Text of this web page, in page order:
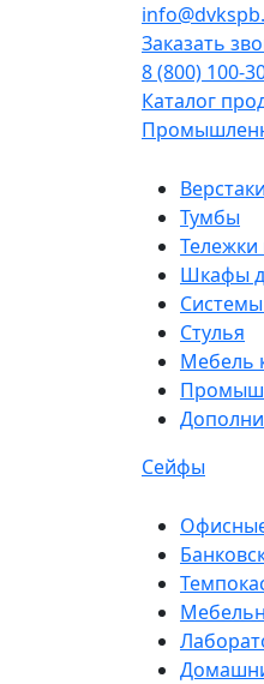
Заказать
8 (800) 100-
Каталог
Тумбы
Шкафы
Стулья
Мебель
Сейфы